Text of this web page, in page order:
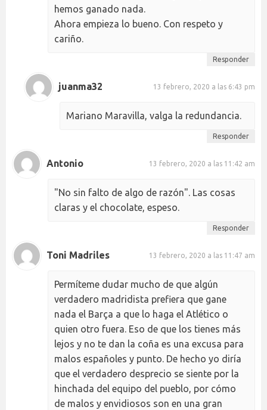
hemos ganado nada.
Ahora empieza lo bueno. Con respeto y
cariño.
Responder
juanma32 13 febrero, 2020 a las 6:43 pm
Mariano Maravilla, valga la redundancia.
Responder
Antonio 13 febrero, 2020 a las 11:42 am
"No sin falto de algo de razón". Las cosas
claras y el chocolate, espeso.
Responder
Toni Madriles 13 febrero, 2020 a las 11:47 am
Permíteme dudar mucho de que algún
verdadero madridista prefiera que gane
nada el Barça a que lo haga el Atlético o
quien otro fuera. Eso de que los tienes más
lejos y no te dan la coña es una excusa para
malos españoles y punto. De hecho yo diría
que el verdadero desprecio se siente por la
hinchada del equipo del pueblo, por cómo
de malos y envidiosos son en una gran